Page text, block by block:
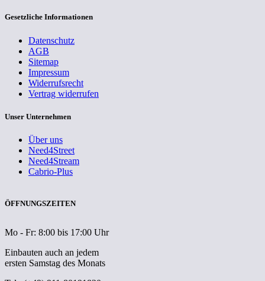
Gesetzliche Informationen
Datenschutz
AGB
Sitemap
Impressum
Widerrufsrecht
Vertrag widerrufen
Unser Unternehmen
Über uns
Need4Street
Need4Stream
Cabrio-Plus
ÖFFNUNGSZEITEN
Mo - Fr: 8:00 bis 17:00 Uhr
Einbauten auch an jedem
ersten Samstag des Monats